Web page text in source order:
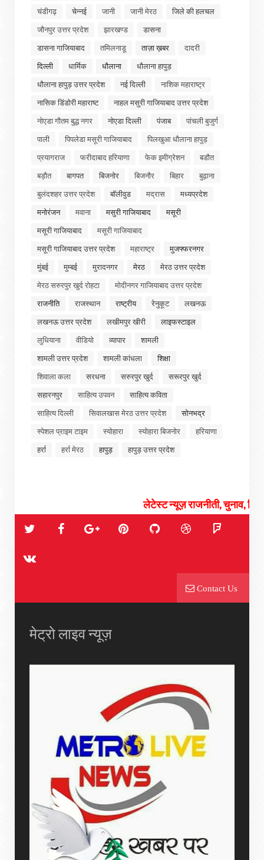
चंडीगढ़ चेन्नई जानी जानी मेरठ
जिले की हलचल
जौनपुर उत्तर प्रदेश
झारखण्ड
डासना
डासना गाजियाबाद
तमिलनाडू ताज़ा ख़बर
दादरी
दिल्ली
धार्मिक धौलाना
धौलाना हापुड़
धौलाना हापुड़ उत्तर प्रदेश
नई दिल्ली
नाशिक महाराष्ट्र
नासिक डिंडोरी महाराष्ट
नाहल मसुरी गाजियाबाद उत्तर प्रदेश
नोएडा गौतम बुद्ध नगर
नोएडा दिल्ली पंजाब
पांचली बुजुर्ग
पाली
पिपलेडा मसूरी गाजियाबाद
पिलखुआ धौलाना हापुड़
प्रयागराज
फरीदाबाद हरियाणा फेक इमीग्रेशन
बडौत
बड़ौत
बागपत बिजनोर बिजनौर बिहार
बुढ़ाना
बुलंदशहर उत्तर प्रदेश
बॉलीवुड मद्रास
मध्यप्रदेश
मनोरंजन
मवाना मसुरी गाजियाबाद
मसूरी
मसूरी गाजियाबाद
मसूरी गाजियाबाद
मसूरी गाजियाबाद उत्तर प्रदेश
महाराष्ट्र
मुजफ्फरनगर
मुंबई
मुम्बई मुरादनगर मेरठ
मेरठ उत्तर प्रदेश
मेरठ सरुरपुर खुर्द रोहटा
मोदीनगर गाजियाबाद उत्तर प्रदेश
राजनीति
राजस्थान राष्ट्रीय रेनुकूट
लखनऊ
लखनऊ उत्तर प्रदेश
लखीमपुर खीरी
लाइफस्टाइल
लुधियाना
वीडियो व्यापार
शामली
शामली उत्तर प्रदेश
शामली कांधला
शिक्षा
शिवाला कला
सरधना सरुरपुर खुर्द
सरूरपुर खुर्द
सहारनपुर
साहित्य उपवन
साहित्य कविता
साहित्य दिल्ली
सिवालखास मेरठ उत्तर प्रदेश
सोनभद्र
स्पेशल प्राइम टाइम
स्योहारा स्योहारा बिजनोर
हरियाणा
हर्रा
हर्रा मेरठ हापुड़ हापुड़ उत्तर प्रदेश
लेटेस्ट न्यूज़ राजनीती, चुनाव, सियासी संग्राम एंड
Contact Us
मेट्रो लाइव न्यूज़